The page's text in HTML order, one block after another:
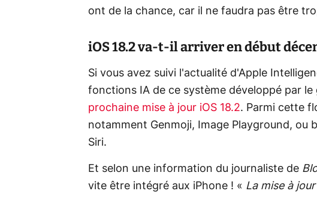
ont de la chance, car il ne faudra pas être
iOS 18.2 va-t-il arriver en début
Si vous avez suivi l'actualité d'Apple
fonctions IA de ce système développé par
prochaine mise à jour iOS 18.2. Parmi cette
notamment Genmoji, Image Playground, ou
Siri.
Et selon une information du journaliste de
vite être intégré aux iPhone ! « La mise à